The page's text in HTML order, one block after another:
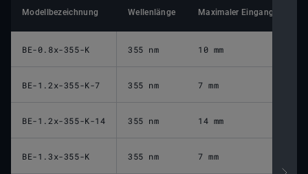
Modellbezeichnung Wellenlänge Maximaler
BE-0.8x-355-K 355 nm 10 mm
BE-1.2x-355-K-7 355 nm 7 mm
BE-1.2x-355-K-14 355 nm 14 mm
BE-1.3x-355-K 355 nm 7 mm